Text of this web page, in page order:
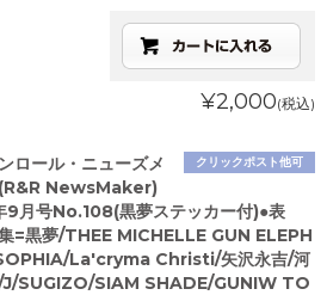
¥2,000(税込)
クリックポスト他可
ロール・ニューズメ
(R&R NewsMaker)
9月号No.108(黒夢ステッカー付)●表
=黒夢/THEE MICHELLE GUN ELEPH
La'cryma Christi/矢沢永吉/河
J/SUGIZO/SIAM SHADE/GUNIW TO